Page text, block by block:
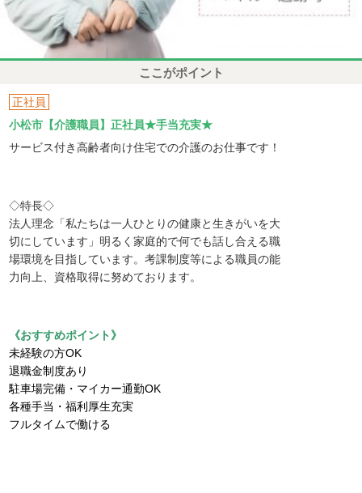
ここがポイント
正社員
小松市【介護職員】正社員★手当充実★
サービス付き高齢者向け住宅での介護のお仕事です！
◇特長◇
法人理念「私たちは一人ひとりの健康と生きがいを大
切にしています」明るく家庭的で何でも話し合える職
場環境を目指しています。考課制度等による職員の能
力向上、資格取得に努めております。
《おすすめポイント》
未経験の方OK
退職金制度あり
駐車場完備・マイカー通勤OK
各種手当・福利厚生充実
フルタイムで働ける